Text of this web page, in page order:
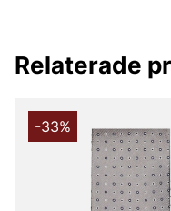
Relaterade
-33%